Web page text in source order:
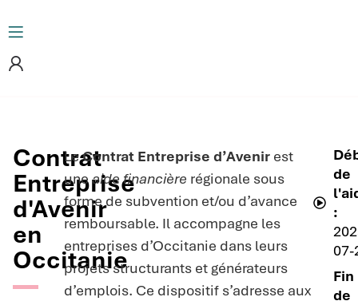
Contrat
Entreprise
d'Avenir
en
Occitanie
LeContrat Entreprise d’Avenirest
uneaide financière régionale sous
forme de subvention et/ou d’avance
remboursable. Il accompagne les
entreprises d’Occitanie dans leurs
projets structurants et générateurs
d’emplois. Ce dispositif s’adresse aux
de
:
07-
Fin
de